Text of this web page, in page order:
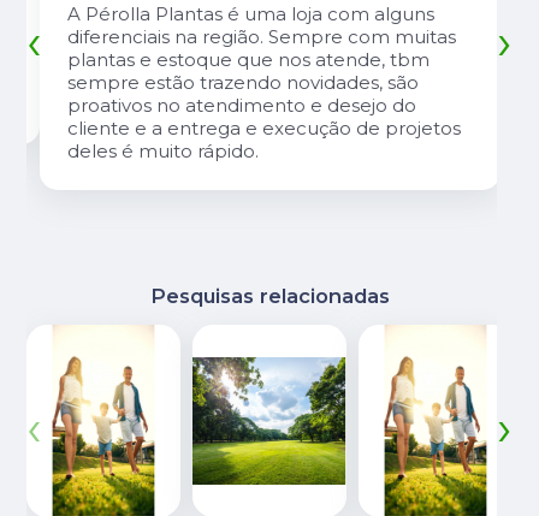
A Pérolla Plantas é uma loja com alguns
diferenciais na região. Sempre com muitas
plantas e estoque que nos atende, tbm
sempre estão trazendo novidades, são
proativos no atendimento e desejo do
cliente e a entrega e execução de projetos
deles é muito rápido.
‹ ›
Pesquisas relacionadas
‹ ›